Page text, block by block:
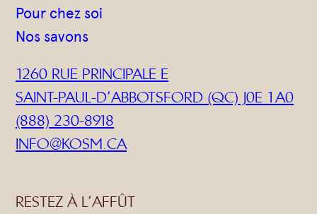
Pour chez soi
Nos savons
1260 RUE PRINCIPALE E
SAINT-PAUL-D’ABBOTSFORD (QC) J0E 1A0
(888) 230-8918
INFO@KOSM.CA
RESTEZ À L’AFFÛT